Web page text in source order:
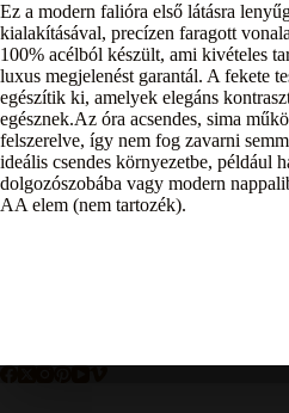
Ez a modern falióra első látásra
kialakításával, precízen faragott
100% acélból készült, ami kivételes
luxus megjelenést garantál. A fekete
egészítik ki, amelyek elegáns
egésznek.Az óra acsendes, sima
felszerelve, így nem fog zavarni
ideális csendes környezetbe, például
dolgozószobába vagy modern
AA elem (nem tartozék).